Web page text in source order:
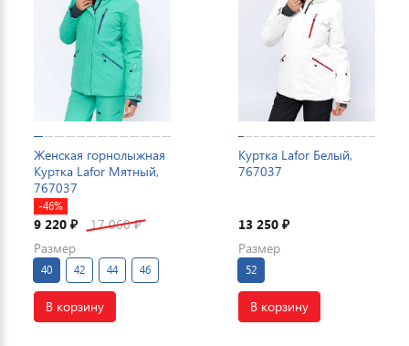
Женская горнолыжная
Куртка Lafor Мятный,
767037
-46%
9 220 ₽ 17 060₽
Размер
40 42 44 46
В корзину
Куртка Lafor Белый,
767037
13 250 ₽
Размер
52
В корзину